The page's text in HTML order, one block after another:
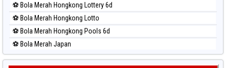
⚽ Bola Merah Hongkong Lottery 6d
⚽ Bola Merah Hongkong Lotto
⚽ Bola Merah Hongkong Pools 6d
⚽ Bola Merah Japan
⚽ Bola Merah Japan 6d